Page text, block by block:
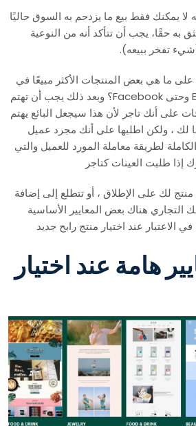
لا يمكنك فقط بيع ما يزدحم به السوق حاليًا
به حقًا، يجب أن تتأكد أنه من النوعية
(شيء تفخر ببيعه).
ما هي بعض المنتجات الأكثر مبيعًا في
Amazon و Etsy و Ebay وحتى Facebook؟ وبعد ذلك يجب أن تهتم
على أنك تاجر لأن هذا سيجعل البائع يهتم
لك ، ولكن اطلبها على أنك مجرد عميل
لطريقة معاملة المورد للعميل والتي
إذا طلبت العينات كتاجر
لك على الإطلاق ، أو تتطلع إلى إضافة
هناك بعض المعايير الأساسية
الاعتبار عند اختيار منتج رابح جديد
هامة عند اختيار